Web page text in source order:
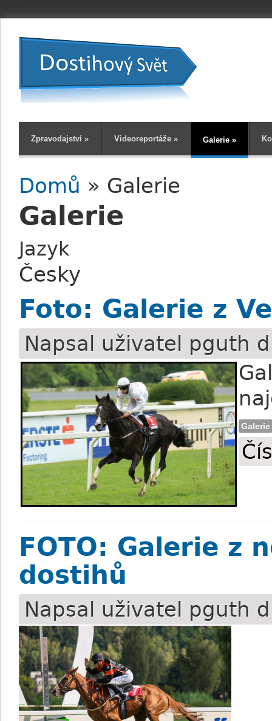
Zpravodajství » Videoreportáže » Galerie »
Jste zde
Domů » Galerie
Galerie
Jazyk
Česky
Foto: Galerie z
Napsal uživatel pguth
Galerie
FOTO: Galerie z
dostihů
Napsal uživatel pguth